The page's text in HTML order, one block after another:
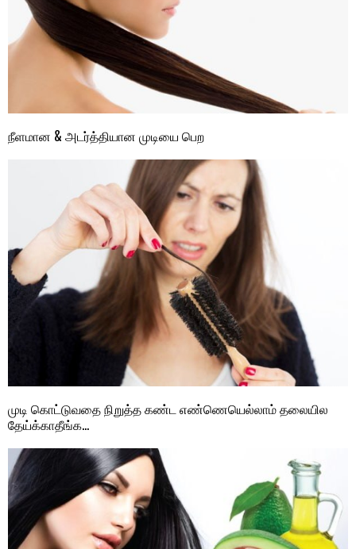
நீளமான & அடர்த்தியான முடியை பெற
முடி கொட்டுவதை நிறுத்த கண்ட எண்ணெயெல்லாம் தலையில
தேய்க்காதீங்க…